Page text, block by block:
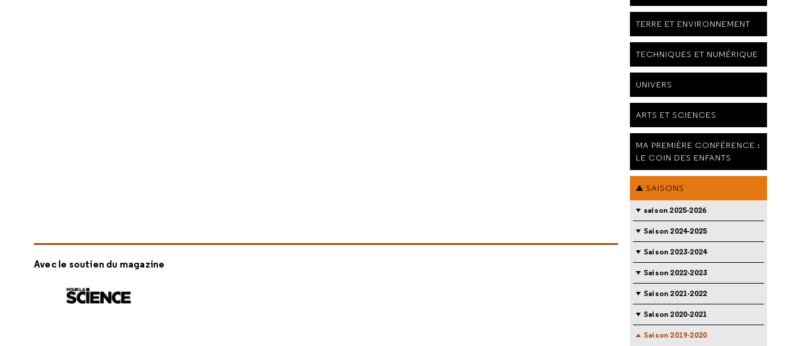
Avec le soutien du magazine
TERRE ET ENVIRONNEMENT
TECHNIQUES ET NUMÉRIQUE
UNIVERS
ARTS ET SCIENCES
MA PREMIÈRE CONFÉRENCE :
LE COIN DES ENFANTS
SAISONS
saison 2025-2026
Saison 2024-2025
Saison 2023-2024
Saison 2022-2023
Saison 2021-2022
Saison 2020-2021
Saison 2019-2020